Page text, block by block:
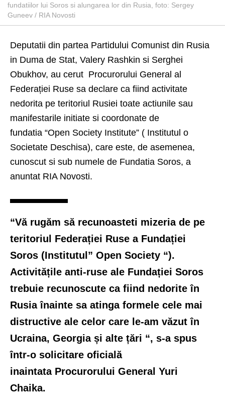
fundatiilor lui Soros si alungarea lor din Rusia, foto: Sergey
Guneev / RIA Novosti
Deputatii din partea Partidului Comunist din Rusia
in Duma de Stat, Valery Rashkin si Serghei
Obukhov, au cerut Procurorului General al
Federației Ruse sa declare ca fiind activitate
nedorita pe teritoriul Rusiei toate actiunile sau
manifestarile initiate si coordonate de
fundatia “Open Society Institute” ( Institutul o
Societate Deschisa), care este, de asemenea,
cunoscut si sub numele de Fundatia Soros, a
anuntat RIA Novosti.
“Vă rugăm să recunoasteti mizeria de pe
teritoriul Federației Ruse a Fundației
Soros (Institutul” Open Society “).
Activitățile anti-ruse ale Fundației Soros
trebuie recunoscute ca fiind nedorite în
Rusia înainte sa atinga formele cele mai
distructive ale celor care le-am văzut în
Ucraina, Georgia și alte țări “, s-a spus
într-o solicitare oficială
inaintata Procurorului General Yuri
Chaika.